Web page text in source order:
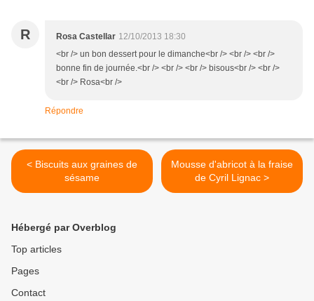
R Rosa Castellar 12/10/2013 18:30
<br /> un bon dessert pour le dimanche<br /> <br /> <br />
bonne fin de journée.<br /> <br /> <br /> bisous<br /> <br />
<br /> Rosa<br />
Répondre
< Biscuits aux graines de
sésame
Mousse d'abricot à la fraise
de Cyril Lignac >
Hébergé par Overblog
Top articles
Pages
Contact